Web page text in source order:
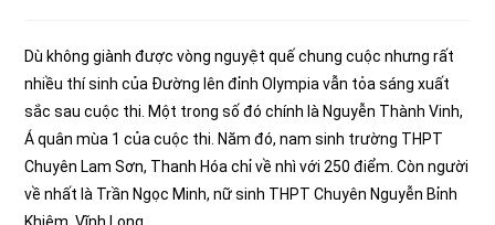
Dù không giành được vòng nguyệt quế chung cuộc nhưng rất
nhiều thí sinh của Đường lên đỉnh Olympia vẫn tỏa sáng xuất
sắc sau cuộc thi. Một trong số đó chính là Nguyễn Thành Vinh,
Á quân mùa 1 của cuộc thi. Năm đó, nam sinh trường THPT
Chuyên Lam Sơn, Thanh Hóa chỉ về nhì với 250 điểm. Còn người
về nhất là Trần Ngọc Minh, nữ sinh THPT Chuyên Nguyễn Bỉnh
Khiêm, Vĩnh Long.